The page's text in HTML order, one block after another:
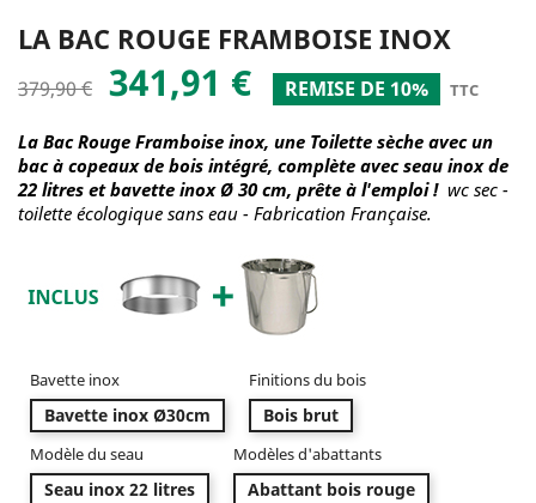
LA BAC ROUGE FRAMBOISE INOX
379,90 € 341,91 € REMISE DE 10% TTC
La Bac Rouge Framboise inox, une Toilette sèche avec un
bac à copeaux de bois intégré, complète avec seau inox de
22 litres et bavette inox Ø 30 cm, prête à l'emploi !wc sec -
toilette écologique sans eau - Fabrication Française.
Bavette inox
Bavette inox Ø30cm
Finitions du bois
Bois brut
Modèle du seau
Seau inox 22 litres
Modèles d'abattants
Abattant bois rouge